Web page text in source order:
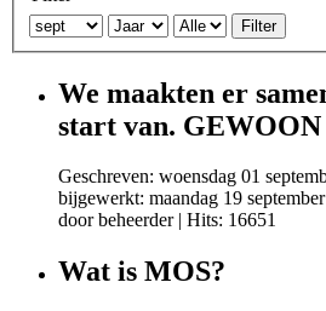
Filter
We maakten er
start van. GEWOON
Geschreven: woensdag 01
bijgewerkt: maandag 19
door beheerder| Hits: 16651
Wat is MOS?